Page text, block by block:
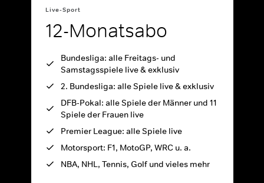
Live-Sport
12-Monatsabo
Bundesliga: alle Freitags- und
Samstagsspiele live & exklusiv
2. Bundesliga: alle Spiele live & exklusiv
DFB-Pokal: alle Spiele der Männer und 11
Spiele der Frauen live
Premier League: alle Spiele live
Motorsport: F1, MotoGP, WRC u. a.
NBA, NHL, Tennis, Golf und vieles mehr